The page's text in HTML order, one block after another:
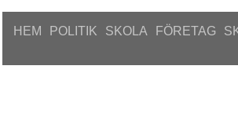
HEM POLITIK SKOLA FÖRETAG